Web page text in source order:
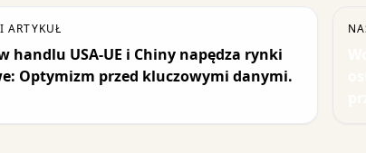
ARTYKUŁ
handlu USA-UE i Chiny napędza rynki
Optymizm przed kluczowymi danymi.